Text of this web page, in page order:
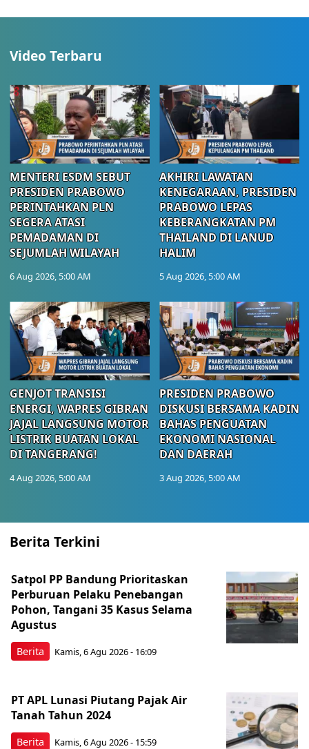
Video Terbaru
MENTERI ESDM SEBUT
PRESIDEN PRABOWO
PERINTAHKAN PLN
SEGERA ATASI
PEMADAMAN DI
SEJUMLAH WILAYAH
6 Aug 2026, 5:00 AM
AKHIRI LAWATAN
KENEGARAAN, PRESIDEN
PRABOWO LEPAS
KEBERANGKATAN PM
THAILAND DI LANUD
HALIM
5 Aug 2026, 5:00 AM
GENJOT TRANSISI
ENERGI, WAPRES GIBRAN
JAJAL LANGSUNG MOTOR
LISTRIK BUATAN LOKAL
DI TANGERANG!
4 Aug 2026, 5:00 AM
PRESIDEN PRABOWO
DISKUSI BERSAMA KADIN
BAHAS PENGUATAN
EKONOMI NASIONAL
DAN DAERAH
3 Aug 2026, 5:00 AM
Berita Terkini
Berita
Satpol PP Bandung Prioritaskan
Perburuan Pelaku Penebangan
Pohon, Tangani 35 Kasus Selama
Agustus
Kamis, 6 Agu 2026 - 16:09
Berita
PT APL Lunasi Piutang Pajak Air
Tanah Tahun 2024
Kamis, 6 Agu 2026 - 15:59